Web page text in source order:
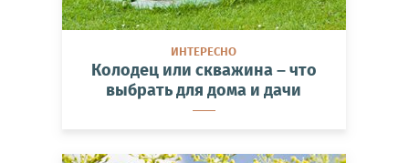
ИНТЕРЕСНО
Колодец или скважина – что
выбрать для дома и дачи